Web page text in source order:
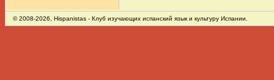
© 2008-2026, Hispanistas - Клуб изучающих испанский язык и культуру Испании.